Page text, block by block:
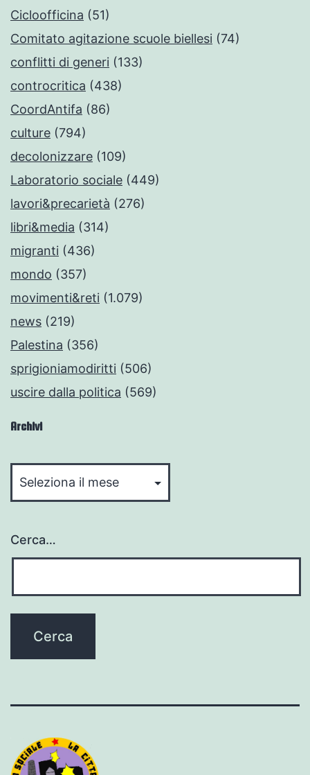
Cicloofficina (51)
Comitato agitazione scuole biellesi (74)
conflitti di generi (133)
controcritica (438)
CoordAntifa (86)
culture (794)
decolonizzare (109)
Laboratorio sociale (449)
lavori&precarietà (276)
libri&media (314)
migranti (436)
mondo (357)
movimenti&reti (1.079)
news (219)
Palestina (356)
sprigioniamodiritti (506)
uscire dalla politica (569)
Archivi
Cerca…